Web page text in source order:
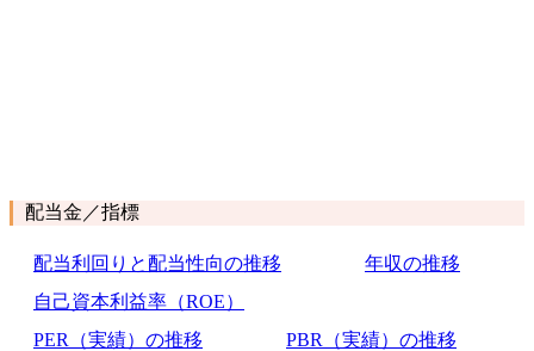
配当金／指標
配当利回りと配当性向の推移
年収の推移
自己資本利益率（ROE）
PER（実績）の推移
PBR（実績）の推移